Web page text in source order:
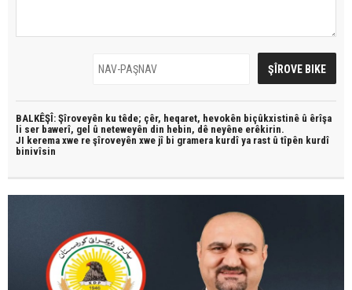
BALKÊŞÎ: Şîroveyên ku têde; çêr, heqaret, hevokên biçûkxistinê û êrîşa
li ser bawerî, gel û neteweyên din hebin, dê neyêne erêkirin.
JI kerema xwe re şîroveyên xwe jî bi gramera kurdî ya rast û tîpên kurdî
binivîsin